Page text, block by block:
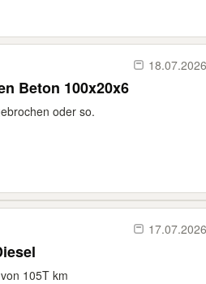
18.07.2026
Beton 100x20x6
oder so.
17.07.2026
105T km